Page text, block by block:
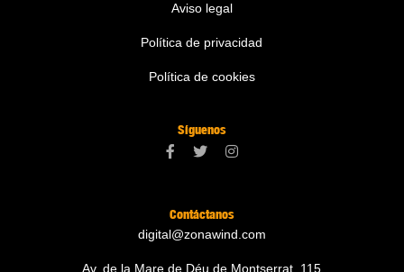
Aviso legal
Política de privacidad
Política de cookies
Síguenos
Contáctanos
digital@zonawind.com
Av. de la Mare de Déu de Montserrat, 115